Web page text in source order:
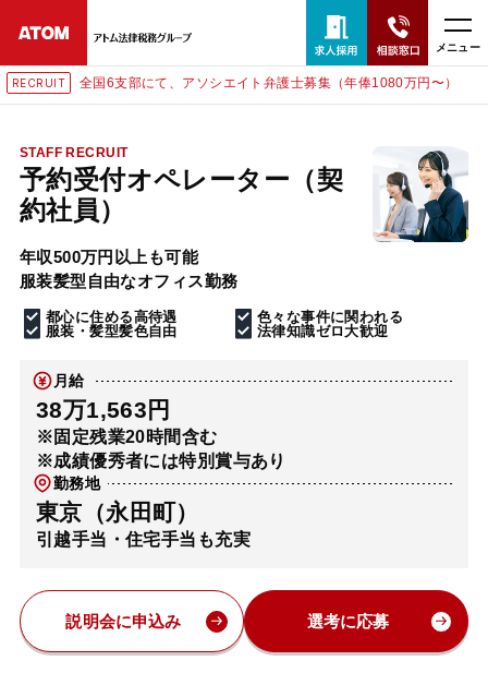
メニュー
RECRUIT 全国6支部にて、アソシエイト弁護士募集（年俸1080万円〜）
STAFF RECRUIT
予約受付オペレーター（契
約社員）
年収500万円以上も可能
服装髪型自由なオフィス勤務
都心に住める高待遇
色々な事件に関われる
服装・髪型髪色自由
法律知識ゼロ大歓迎
月給
38万1,563円
※固定残業20時間含む
※成績優秀者には特別賞与あり
勤務地
東京（永田町）
引越手当・住宅手当も充実
説明会に申込み 選考に応募
24時間365日全国対応
無料相談窓口はこちら
電話・LINE・メールで相談予約受付中
ホーム
取扱分野
解決実績
アクセス
弁護士・税理士
費用